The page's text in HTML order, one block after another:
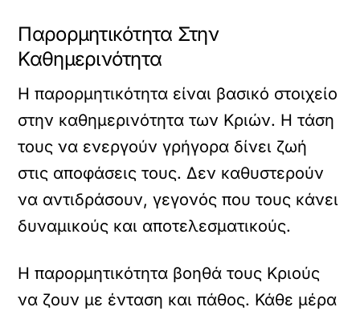
Παρορμητικότητα Στην
Καθημερινότητα
Η παρορμητικότητα είναι βασικό στοιχείο
στην καθημερινότητα των Κριών. Η τάση
τους να ενεργούν γρήγορα δίνει ζωή
στις αποφάσεις τους. Δεν καθυστερούν
να αντιδράσουν, γεγονός που τους κάνει
δυναμικούς και αποτελεσματικούς.
Η παρορμητικότητα βοηθά τους Κριούς
να ζουν με ένταση και πάθος. Κάθε μέρα